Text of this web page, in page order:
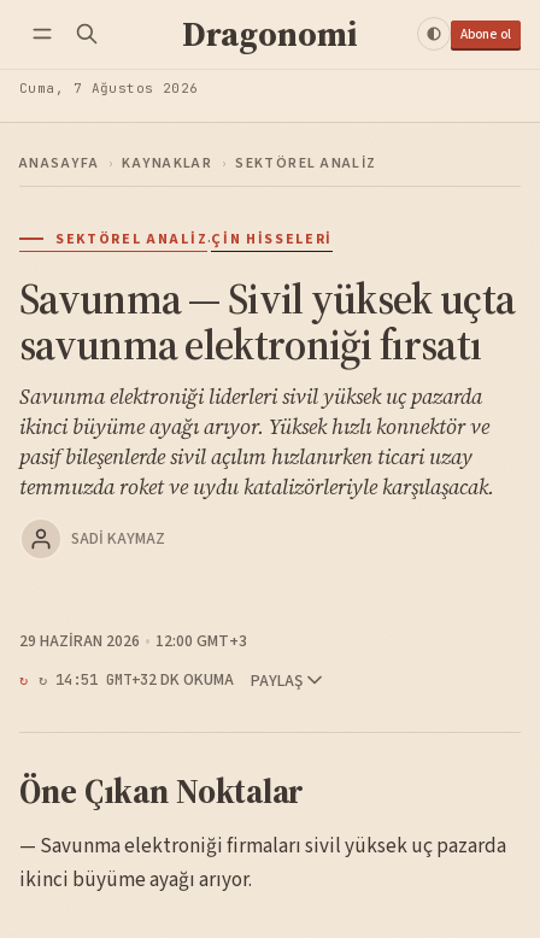
Dragonomi Abone ol
Cuma, 7 Ağustos 2026
ANASAYFA › KAYNAKLAR › SEKTÖREL ANALIZ
SEKTÖREL ANALIZ·ÇIN HISSELERI
Savunma — Sivil yüksek uçta
savunma elektroniği fırsatı
Savunma elektroniği liderleri sivil yüksek uç pazarda
ikinci büyüme ayağı arıyor. Yüksek hızlı konnektör ve
pasif bileşenlerde sivil açılım hızlanırken ticari uzay
temmuzda roket ve uydu katalizörleriyle karşılaşacak.
SADI KAYMAZ
29 HAZIRAN 2026 12:00 GMT+3
↻ 14:51 GMT+32 DK OKUMA PAYLAŞ
Öne Çıkan Noktalar
— Savunma elektroniği firmaları sivil yüksek uç pazarda
ikinci büyüme ayağı arıyor.